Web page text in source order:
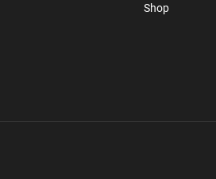
Shop